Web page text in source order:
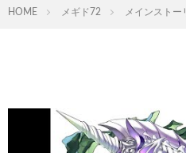
HOME メギド72 メインストー